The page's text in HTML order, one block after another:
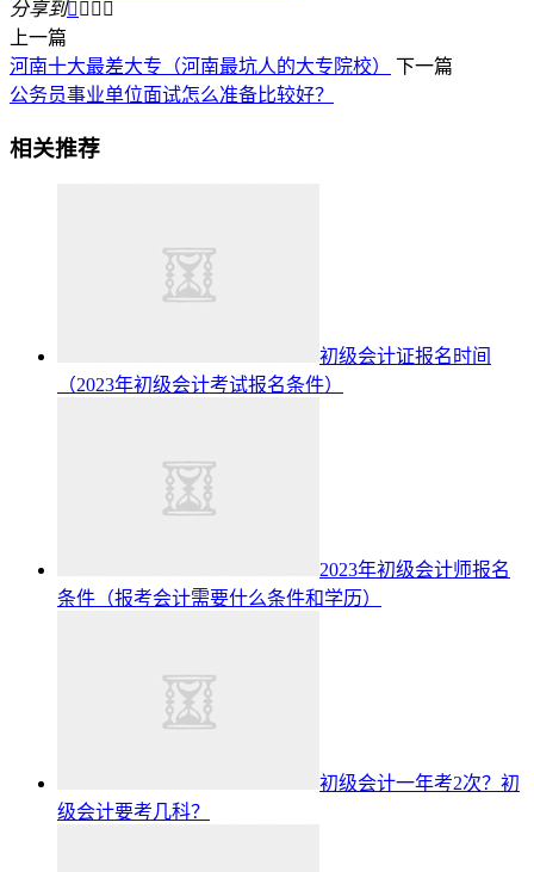
分享到   
上一篇
河南十大最差大专（河南最坑人的大专院校）
下一篇
公务员事业单位面试怎么准备比较好？
相关推荐
初级会计证报名时间
（2023年初级会计考试报名条件）
2023年初级会计师报名
条件（报考会计需要什么条件和学历）
初级会计一年考2次？初
级会计要考几科？